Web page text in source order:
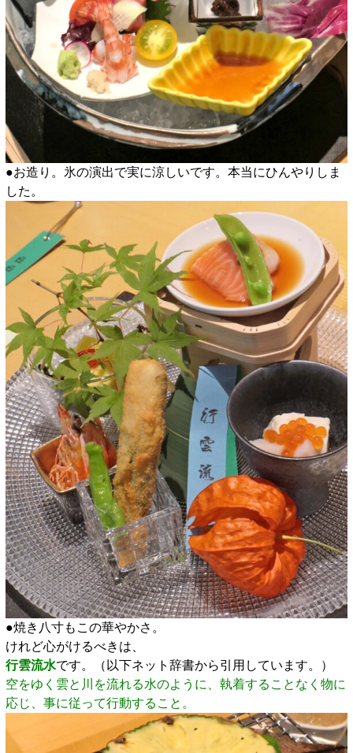
●お造り。氷の演出で実に涼しいです。本当にひんやりしま
した。
●焼き八寸もこの華やかさ。
けれど心がけるべきは、
行雲流水です。（以下ネット辞書から引用しています。）
空をゆく雲と川を流れる水のように、執着することなく物に
応じ、事に従って行動すること。